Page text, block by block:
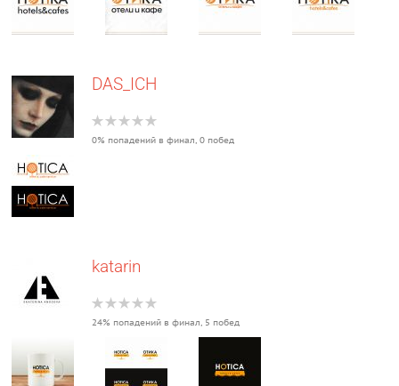
DAS_ICH
0% попадений в финал, 0 побед
katarin
24% попадений в финал, 5 побед